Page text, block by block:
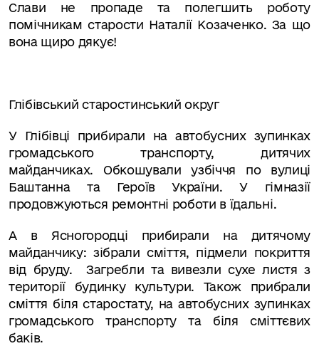
Слави не пропаде та полегшить роботу
помічникам старости Наталії Козаченко. За що
вона щиро дякує!
Глібівський старостинський округ
У Глібівці прибирали на автобусних зупинках
громадського транспорту, дитячих
майданчиках. Обкошували узбіччя по вулиці
Баштанна та Героїв України. У гімназії
продовжуються ремонтні роботи в їдальні.
А в Ясногородці прибирали на дитячому
майданчику: зібрали сміття, підмели покриття
від бруду.
Загребли та вивезли сухе листя з
території будинку культури. Також прибрали
сміття біля старостату, на автобусних зупинках
громадського транспорту та біля сміттєвих
баків.